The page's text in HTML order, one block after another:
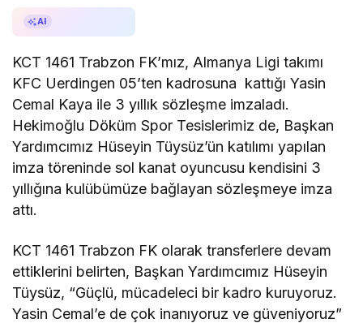
AI
KCT 1461 Trabzon FK’mız, Almanya Ligi takımı
KFC Uerdingen 05’ten kadrosuna kattığı Yasin
Cemal Kaya ile 3 yıllık sözleşme imzaladı.
Hekimoğlu Döküm Spor Tesislerimiz de, Başkan
Yardımcımız Hüseyin Tüysüz’ün katılımı yapılan
imza töreninde sol kanat oyuncusu kendisini 3
yıllığına kulübümüze bağlayan sözleşmeye imza
attı.
KCT 1461 Trabzon FK olarak transferlere devam
ettiklerini belirten, Başkan Yardımcımız Hüseyin
Tüysüz, “Güçlü, mücadeleci bir kadro kuruyoruz.
Yasin Cemal’e de çok inanıyoruz ve güveniyoruz”